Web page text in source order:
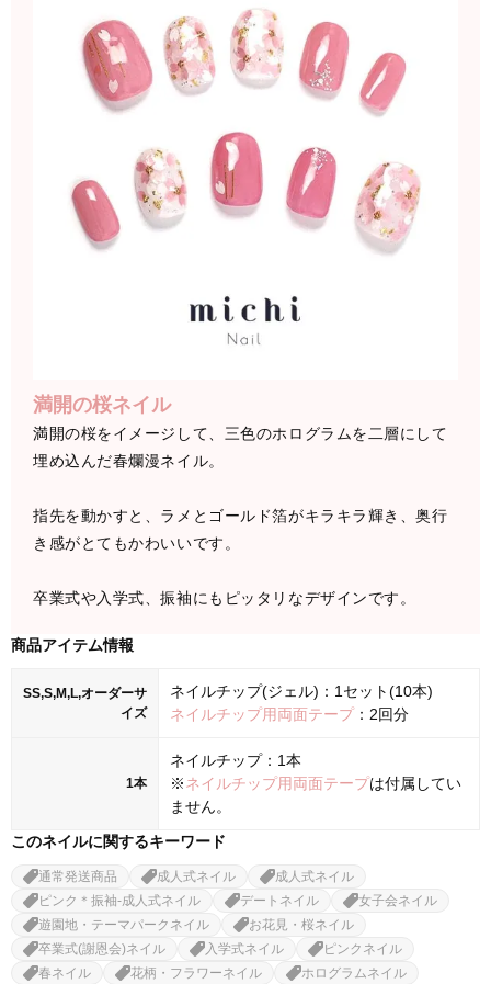
満開の桜ネイル
満開の桜をイメージして、三色のホログラムを二層にして
埋め込んだ春爛漫ネイル。
指先を動かすと、ラメとゴールド箔がキラキラ輝き、奥行
き感がとてもかわいいです。
卒業式や入学式、振袖にもピッタリなデザインです。
商品アイテム情報
SS,S,M,L,オーダーサ
イズ
ネイルチップ(ジェル)：1セット(10本)
ネイルチップ用両面テープ：2回分
1本
ネイルチップ：1本
※ネイルチップ用両面テープは付属してい
ません。
このネイルに関するキーワード
通常発送商品 成人式ネイル
成人式ネイル
ピンク＊振袖-成人式ネイル
デートネイル
女子会ネイル
遊園地・テーマパークネイル
お花見・桜ネイル
卒業式(謝恩会)ネイル
入学式ネイル
ピンクネイル
春ネイル
花柄・フラワーネイル ホログラムネイル